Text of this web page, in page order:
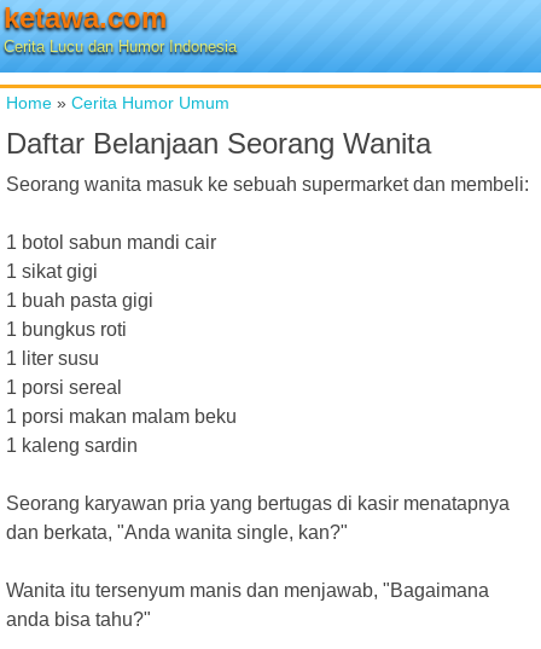
ketawa.com
Cerita Lucu dan Humor Indonesia
Home » Cerita Humor Umum
Daftar Belanjaan Seorang Wanita
Seorang wanita masuk ke sebuah supermarket dan membeli:
1 botol sabun mandi cair
1 sikat gigi
1 buah pasta gigi
1 bungkus roti
1 liter susu
1 porsi sereal
1 porsi makan malam beku
1 kaleng sardin
Seorang karyawan pria yang bertugas di kasir menatapnya
dan berkata, "Anda wanita single, kan?"
Wanita itu tersenyum manis dan menjawab, "Bagaimana
anda bisa tahu?"